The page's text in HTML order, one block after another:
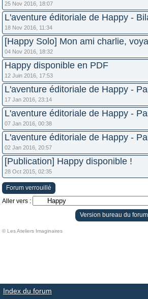
25 Nov 2016, 18:07
L'aventure éditoriale de Happy -
18 Nov 2016, 11:34
[Happy Solo] Mon ami charlie,
04 Nov 2016, 18:32
Happy disponible en PDF
12 Juin 2016, 17:53
L'aventure éditoriale de Happy -
17 Jan 2016, 23:14
L'aventure éditoriale de Happy -
07 Jan 2016, 00:38
L'aventure éditoriale de Happy -
02 Jan 2016, 20:57
[Publication] Happy disponible !
28 Oct 2015, 02:35
Forum verrouillé
Aller vers :
Version bureau du forum
© Les Ateliers Imaginaires
Index du forum